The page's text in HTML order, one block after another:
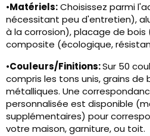
•Matériels:Choisissez parmi
nécessitant peu d'entretien),
à la corrosion), placage de bois
composite (écologique,
•Couleurs/Finitions:Sur 50
compris les tons unis, grains de
métalliques. Une
personnalisée est disponible
supplémentaires) pour
votre maison, garniture, ou toit.